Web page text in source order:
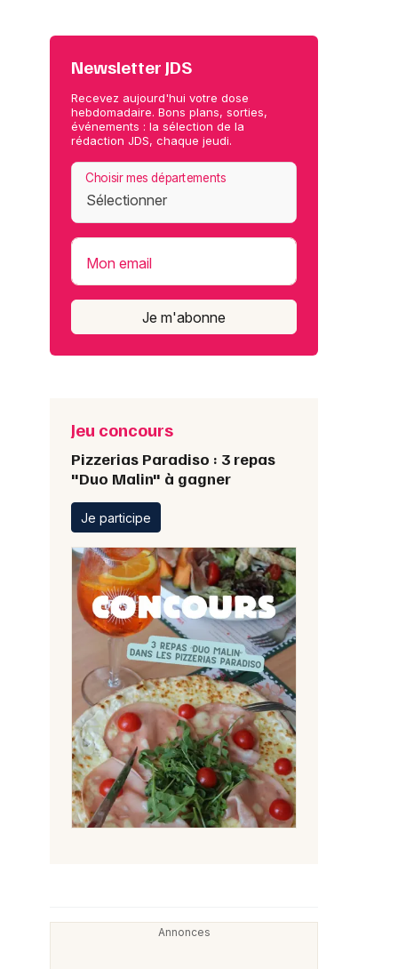
Newsletter JDS
Recevez aujourd'hui votre dose
hebdomadaire. Bons plans, sorties,
événements : la sélection de la
rédaction JDS, chaque jeudi.
Choisir mes départements
Mon email
Je m'abonne
Jeu concours
Pizzerias Paradiso : 3 repas
"Duo Malin" à gagner
Je participe